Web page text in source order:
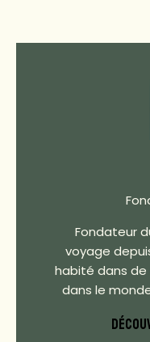
Fondateur
voyage
habité dans
dans le